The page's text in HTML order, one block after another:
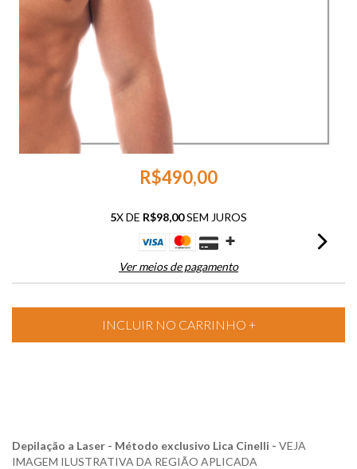
R$490,00
5X DE R$98,00SEM JUROS
Ver meios de pagamento
Depilação a Laser - Método exclusivo Lica Cinelli - VEJA
IMAGEM ILUSTRATIVA DA REGIÃO APLICADA